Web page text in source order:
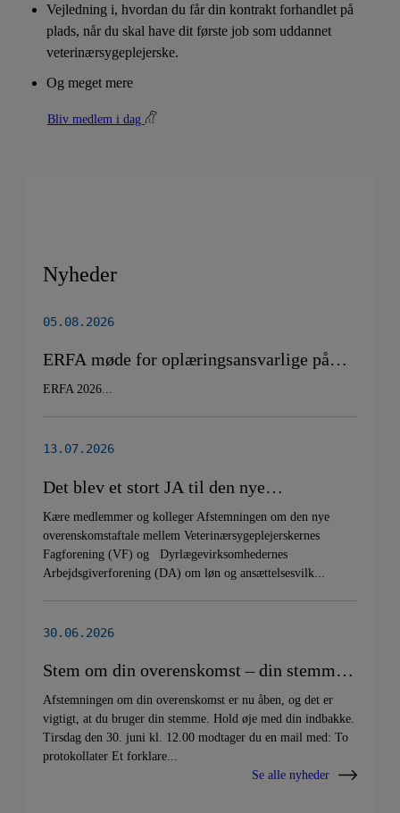
Vejledning i, hvordan du får din kontrakt forhandlet på
plads, når du skal have dit første job som uddannet
veterinærsygeplejerske.
Og meget mere
Bliv medlem i dag
Nyheder
05.08.2026
ERFA møde for oplæringsansvarlige på
veterinærsygeplejerske uddannelsen
d.8.+9.+10. september. Se invitationen
herunder.
ERFA 2026...
13.07.2026
Det blev et stort JA til den nye
overenskomstaftale
Kære medlemmer og kolleger Afstemningen om den nye
overenskomstaftale mellem Veterinærsygeplejerskernes
Fagforening (VF) og Dyrlægevirksomhedernes
Arbejdsgiverforening (DA) om løn og ansættelsesvilk...
30.06.2026
Stem om din overenskomst – din stemme
er vigtig!
Afstemningen om din overenskomst er nu åben, og det er
vigtigt, at du bruger din stemme. Hold øje med din indbakke.
Tirsdag den 30. juni kl. 12.00 modtager du en mail med: To
protokollater Et forklare...
Se alle nyheder